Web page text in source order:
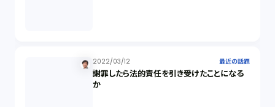
2022/03/12 最近の話題
謝罪したら法的責任を引き受けたことになる
か